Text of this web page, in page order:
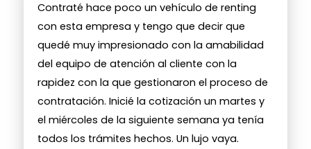
Contraté hace poco un vehículo de renting
con esta empresa y tengo que decir que
quedé muy impresionado con la amabilidad
del equipo de atención al cliente con la
rapidez con la que gestionaron el proceso de
contratación. Inicié la cotización un martes y
el miércoles de la siguiente semana ya tenía
todos los trámites hechos. Un lujo vaya.